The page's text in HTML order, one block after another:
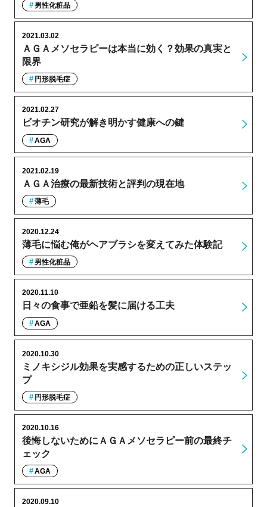
男性化粧品
ＡＧＡメソセラピーは本当に効く？効果の真実と
限界
2021.03.02
円形脱毛症
ビオチン研究が解き明かす健康への鍵
2021.02.27
AGA
ＡＧＡ治療の最新技術と評判の現在地
2021.02.19
薄毛
薄毛に悩む俺がヘアブラシを変えてみた体験記
2020.12.24
男性化粧品
日々の食事で亜鉛を髪に届ける工夫
2020.11.10
AGA
ミノキシジル効果を実感するための正しいステッ
プ
2020.10.30
円形脱毛症
後悔しないためにＡＧＡメソセラピー前の最終チ
ェック
2020.10.16
AGA
2020.09.10